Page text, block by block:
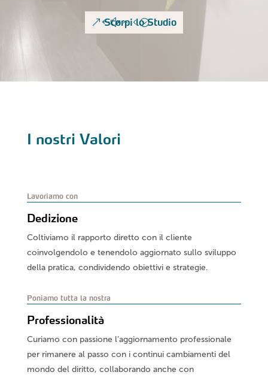
Scorpi lo Studio
I nostri Valori
Lavoriamo con
Dedizione
Coltiviamo il rapporto diretto con il cliente
coinvolgendolo e tenendolo aggiornato sullo sviluppo
della pratica, condividendo obiettivi e strategie.
Poniamo tutta la nostra
Professionalità
Curiamo con passione l’aggiornamento professionale
per rimanere al passo con i continui cambiamenti del
mondo del diritto, collaborando anche con